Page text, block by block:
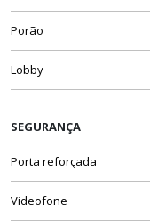
Porão
Lobby
SEGURANÇA
Porta reforçada
Videofone